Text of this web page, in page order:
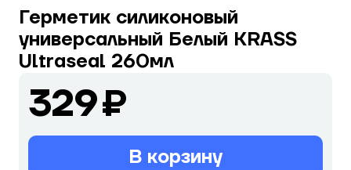
Герметик силиконовый
универсальный Белый KRASS
Ultraseal 260мл
329 ₽
В корзину